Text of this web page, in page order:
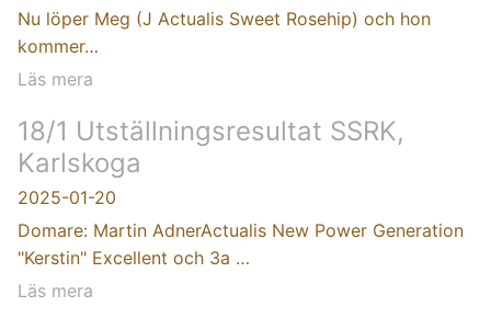
Nu löper Meg (J Actualis Sweet Rosehip) och hon
kommer…
Läs mera
18/1 Utställningsresultat SSRK,
Karlskoga
2025-01-20
Domare: Martin AdnerActualis New Power Generation
"Kerstin" Excellent och 3a …
Läs mera